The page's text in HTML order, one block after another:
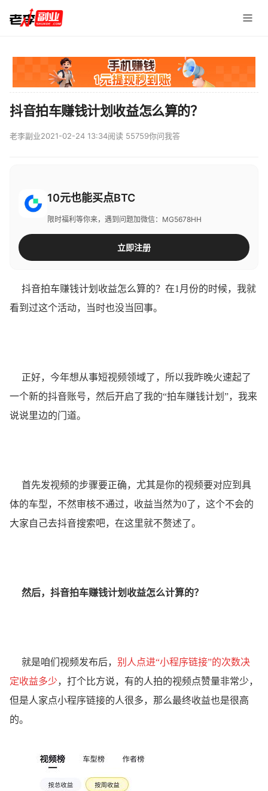
抖音拍车赚钱计划收益怎么算的？
老李副业2021-02-24 13:34阅读 55759你问我答
10元也能买点BTC
限时福利等你来，遇到问题加微信：MG5678HH
立即注册
抖音拍车赚钱计划收益怎么算的？在1月份的时候，我就
看到过这个活动，当时也没当回事。
正好，今年想从事短视频领域了，所以我昨晚火速起了
一个新的抖音账号，然后开启了我的“拍车赚钱计划”，我来
说说里边的门道。
首先发视频的步骤要正确，尤其是你的视频要对应到具
体的车型，不然审核不通过，收益当然为0了，这个不会的
大家自己去抖音搜索吧，在这里就不赘述了。
然后，抖音拍车赚钱计划收益怎么计算的？
就是咱们视频发布后， 别人点进“小程序链接”的次数决
定收益多少，打个比方说，有的人拍的视频点赞量非常少，
但是人家点小程序链接的人很多，那么最终收益也是很高
的。